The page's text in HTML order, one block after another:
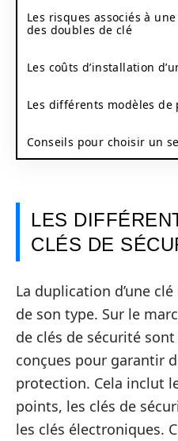
Les risques associés à
des doubles de clé
Les coûts d’installation
Les différents modèles de
Conseils pour choisir un
LES
CLÉS DE
La duplication d’une
de son type. Sur le
de clés de sécurité
conçues pour garantir
protection. Cela inclut
points, les clés de
les clés électroniques.